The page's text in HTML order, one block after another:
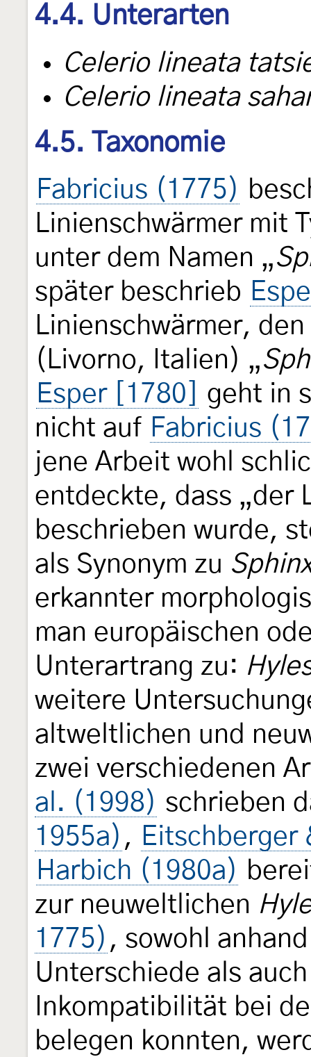
4.4. Unterarten
Celerio lineata
Celerio lineata
4.5. Taxonomie
Fabricius (1775)
Linienschwärmer mit
unter dem Namen „
später beschrieb
Linienschwärmer,
(Livorno, Italien) „
Esper [1780]
geht in
nicht auf Fabricius
jene Arbeit wohl
entdeckte, dass „der
beschrieben wurde,
als Synonym zu
erkannter
man europäischen
Unterartrang zu:
weitere
altweltlichen und
zwei verschiedenen
al. (1998) schrieben
1955a) , Eitschberger
Harbich (1980a)
zur neuweltlichen
1775) , sowohl
Unterschiede als
Inkompatibilität bei
belegen konnten,